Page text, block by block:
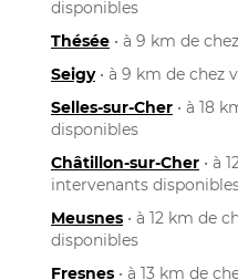
disponibles
Thésée • à 9 km de
Seigy• à 9 km de chez
Selles-sur-Cher • à 18
disponibles
Châtillon-sur-Cher • à
intervenants
Meusnes • à 12 km de
disponibles
Fresnes • à 13 km de